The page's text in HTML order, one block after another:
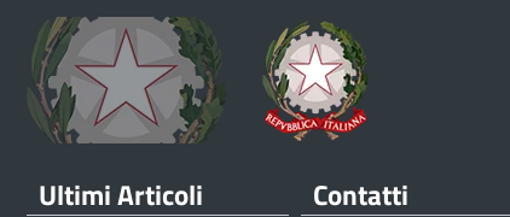
Ultimi Articoli Contatti